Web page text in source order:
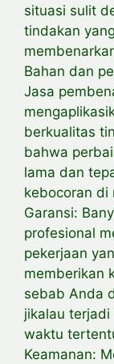
situasi sulit
tindakan
Bahan dan
Jasa
berkualitas
bahwa
lama dan
kebocoran di
Garansi:
profesional
pekerjaan
memberikan
sebab Anda
jikalau
waktu
Keamanan: